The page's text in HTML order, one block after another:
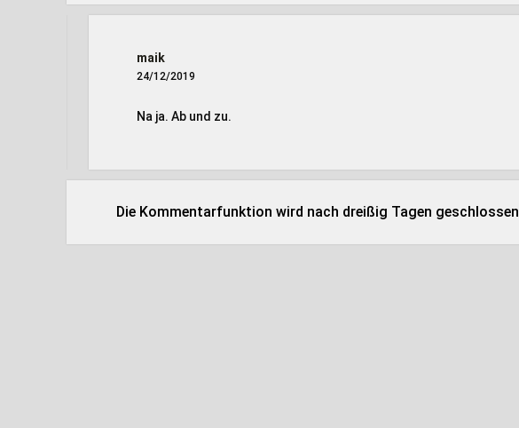
maik
24/12/2019
Na ja. Ab und zu.
Die Kommentarfunktion wird nach dreißig Tagen geschlossen